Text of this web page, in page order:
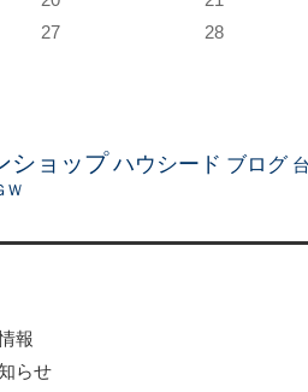
27 28
ショップハウシード ブログ
Ｗ
報
らせ